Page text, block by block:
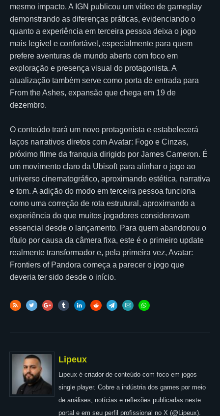
mesmo impacto. A IGN publicou um vídeo de gameplay
demonstrando as diferenças práticas, evidenciando o
quanto a experiência em terceira pessoa deixa o jogo
mais legível e confortável, especialmente para quem
prefere aventuras de mundo aberto com foco em
exploração e presença visual do protagonista. A
atualização também serve como porta de entrada para
From the Ashes, expansão que chega em 19 de
dezembro.
O conteúdo trará um novo protagonista e estabelecerá
laços narrativos diretos com Avatar: Fogo e Cinzas,
próximo filme da franquia dirigido por James Cameron. É
um movimento claro da Ubisoft para alinhar o jogo ao
universo cinematográfico, aproximando estética, narrativa
e tom. A adição do modo em terceira pessoa funciona
como uma correção de rota estrutural, aproximando a
experiência do que muitos jogadores consideravam
essencial desde o lançamento. Para quem abandonou o
título por causa da câmera fixa, este é o primeiro update
realmente transformador e, pela primeira vez, Avatar:
Frontiers of Pandora começa a parecer o jogo que
deveria ter sido desde o início.
Lipeux
Lipeux é criador de conteúdo com foco em jogos
single player. Cobre a indústria dos games por meio
de análises, notícias e reflexões publicadas neste
portal e em seu perfil profissional no X (@Lipeux).